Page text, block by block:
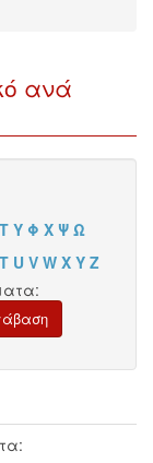
ανά
Τ Υ Φ Χ Ψ Ω
T U V W X Y Z